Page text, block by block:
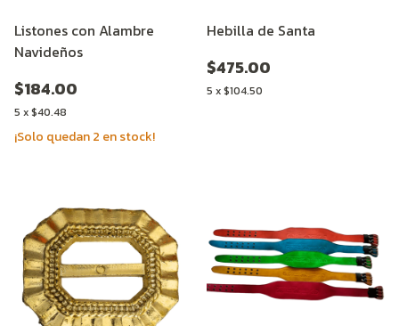
Listones con Alambre
Navideños
$184.00
5 x$40.48
¡Solo quedan2 en stock!
Hebilla de Santa
$475.00
5 x$104.50